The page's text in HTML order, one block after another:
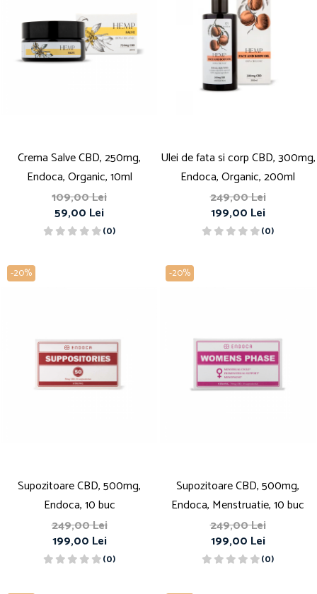
Crema Salve CBD, 250mg,
Endoca, Organic, 10ml
109,00 Lei
59,00 Lei
(0)
Ulei de fata si corp CBD, 300mg,
Endoca, Organic, 200ml
249,00 Lei
199,00 Lei
(0)
-20%
Supozitoare CBD, 500mg,
Endoca, 10 buc
249,00 Lei
199,00 Lei
(0)
-20%
Supozitoare CBD, 500mg,
Endoca, Menstruatie, 10 buc
249,00 Lei
199,00 Lei
(0)